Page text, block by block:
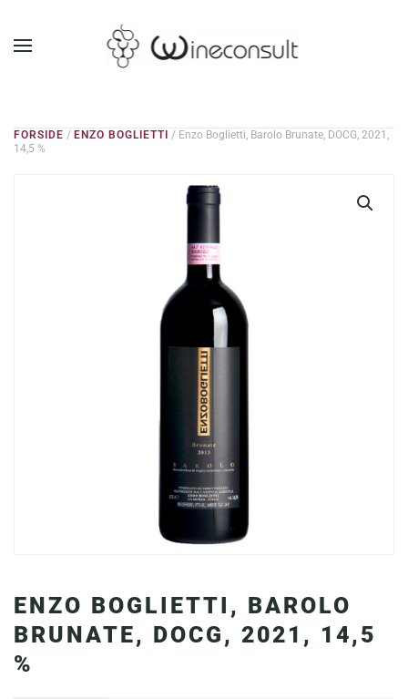
GÅ TIL HOVEDINDHOLD
FORSIDE / ENZO BOGLIETTI / Enzo Boglietti, Barolo Brunate, DOCG, 2021,
14,5 %
ENZO BOGLIETTI, BAROLO
BRUNATE, DOCG, 2021, 14,5
%